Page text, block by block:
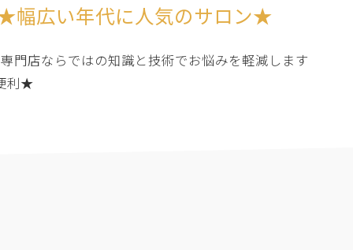
幅広い年代に人気のサロン★
店ならではの知識と技術でお悩みを軽減します
利★